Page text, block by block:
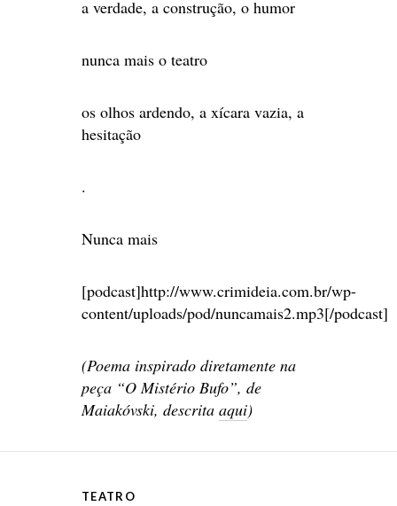
a verdade, a construção, o humor
nunca mais o teatro
os olhos ardendo, a xícara vazia, a
hesitação
.
Nunca mais
[podcast]http://www.crimideia.com.br/wp-
content/uploads/pod/nuncamais2.mp3[/podcast]
(Poema inspirado diretamente na
peça “O Mistério Bufo”, de
Maiakóvski, descrita aqui)
TEATRO